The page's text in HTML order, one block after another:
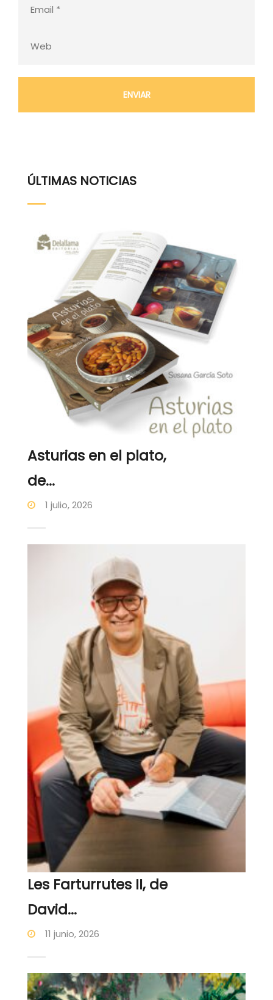
ÚLTIMAS NOTICIAS
Asturias en el plato,
de...
1 julio, 2026
Les Farturrutes II, de
David...
11 junio, 2026